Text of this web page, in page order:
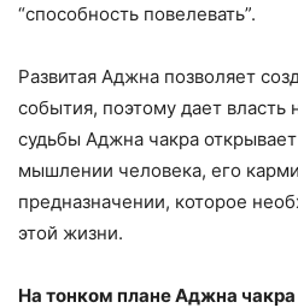
“способность повелевать”.
Развитая Аджна позволяет
события, поэтому дает власть
судьбы Аджна чакра
мышлении человека, его
предназначении, которое
этой жизни.
На тонком плане Аджна чакра